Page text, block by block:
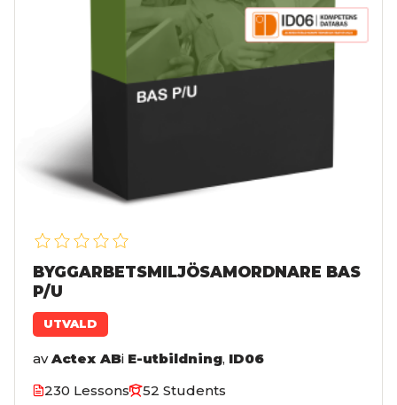
BYGGARBETSMILJÖSAMORDNARE BAS
P/U
UTVALD
av Actex ABi E-utbildning, ID06
230 Lessons
52 Students